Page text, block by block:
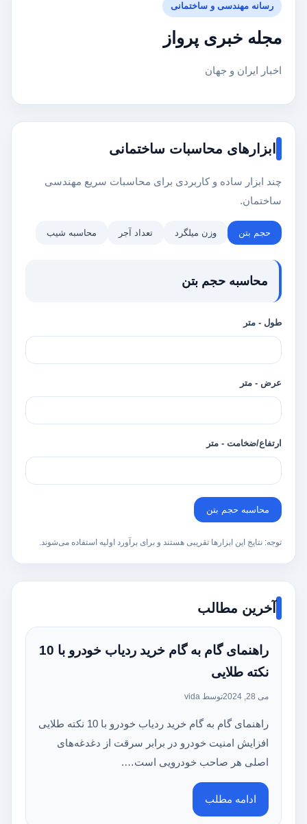
رسانه مهندسی و ساختمانی
مجله خبری پرواز
اخبار ایران و جهان
ابزارهای محاسبات ساختمانی
چند ابزار ساده و کاربردی برای محاسبات سریع مهندسی
ساختمان.
حجم بتن وزن میلگرد تعداد آجر محاسبه شیب
محاسبه حجم بتن
طول - متر
عرض - متر
ارتفاع/ضخامت - متر
محاسبه حجم بتن
توجه: نتایج این ابزارها تقریبی هستند و برای برآورد اولیه استفاده می‌شوند.
آخرین مطالب
راهنمای گام به گام خرید ردیاب خودرو با 10
نکته طلایی
می 28, 2024 توسط vida
راهنمای گام به گام خرید ردیاب خودرو با 10 نکته طلایی
افزایش امنیت خودرو در برابر سرقت از دغدغه‌های
اصلی هر صاحب خودرویی است….
ادامه مطلب